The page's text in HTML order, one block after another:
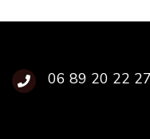
06 89 20 22 27